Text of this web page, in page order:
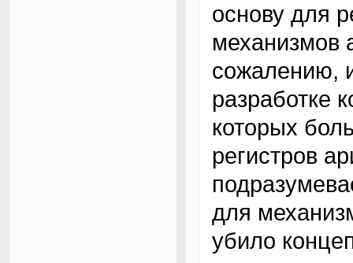
основу для
механизмов
сожалению,
разработке
которых
регистров
для
убило